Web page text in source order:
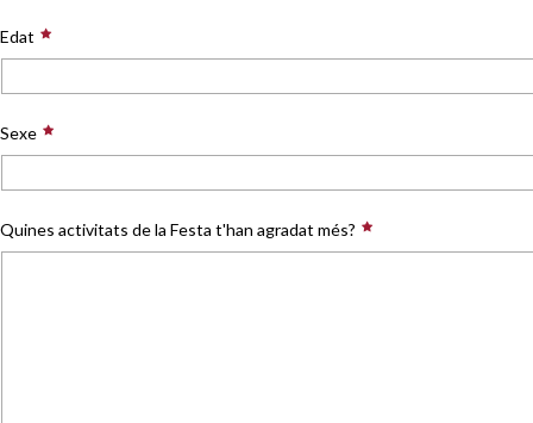
Edat
Sexe
Quines activitats de la Festa t'han agradat més?